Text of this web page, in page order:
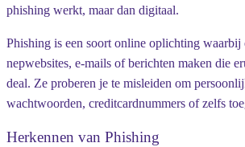
phishing werkt, maar dan digitaal.
Phishing is een soort online oplichting waarbij
nepwebsites, e-mails of berichten maken die
deal. Ze proberen je te misleiden om
wachtwoorden, creditcardnummers of zelfs
Herkennen van Phishing